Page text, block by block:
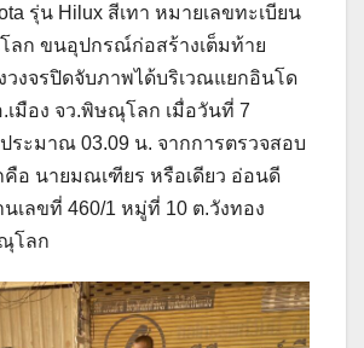
รุ่น Hilux สีเทา หมายเลขทะเบียน
ลก ขนอุปกรณ์ก่อสร้างเต็มท้าย
วงจรปิดจับภาพได้บริเวณแยกอินโด
.เมือง จว.พิษณุโลก เมื่อวันที่ 7
ประมาณ 03.09 น. จากการตรวจสอบ
คือ นายมณเฑียร หรือเดียว อ่อนดี
นเลขที่ 460/1 หมู่ที่ 10 ต.วังทอง
โลก